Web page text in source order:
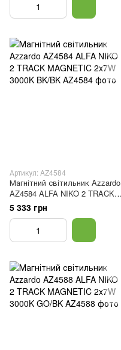
Артикул: AZ4584
Магнітний світильник Azzardo
AZ4584 ALFA NIKO 2 TRACK
MAGNETIC 2x7W 3000K BK/BK
5 333 грн